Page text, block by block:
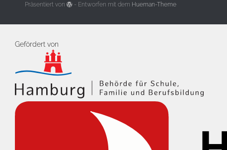
Präsentiert von - Entworfen mit dem Hueman-Theme
Gefördert von